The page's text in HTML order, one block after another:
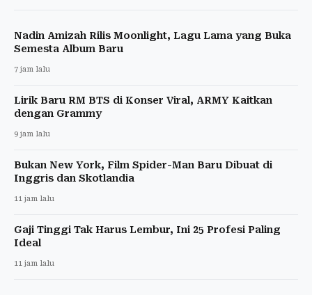
Nadin Amizah Rilis Moonlight, Lagu Lama yang Buka
Semesta Album Baru
7 jam lalu
Lirik Baru RM BTS di Konser Viral, ARMY Kaitkan
dengan Grammy
9 jam lalu
Bukan New York, Film Spider-Man Baru Dibuat di
Inggris dan Skotlandia
11 jam lalu
Gaji Tinggi Tak Harus Lembur, Ini 25 Profesi Paling
Ideal
11 jam lalu